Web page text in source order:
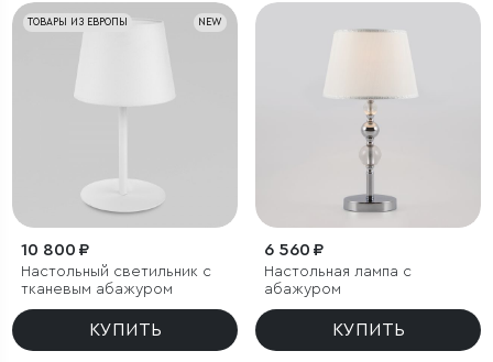
NEW
ТОВАРЫ ИЗ ЕВРОПЫ
10 800 ₽
Настольный светильник с
тканевым абажуром
КУПИТЬ
6 560 ₽
Настольная лампа с
абажуром
КУПИТЬ